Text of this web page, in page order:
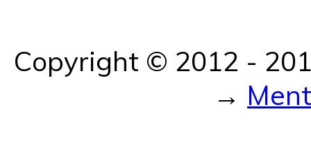
Copyright © 2012 -
→